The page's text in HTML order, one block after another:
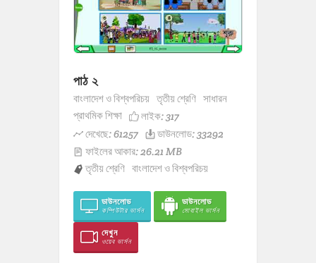
পাঠ ২
বাংলাদেশ ও বিশ্বপরিচয় তৃতীয় শ্রেণি সাধারন
প্রাথমিক শিক্ষা
লাইক:317
দেখেছে: 61257
ডাউনলোড: 33292
ফাইলের আকার: 26.21 MB
তৃতীয় শ্রেণি বাংলাদেশ ও বিশ্বপরিচয়
ডাউনলোড
কম্পিউটার ভার্সন
ডাউনলোড
মোবাইল ভার্সন
দেখুন
ওয়েব ভার্সন